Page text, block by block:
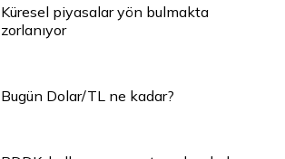
Küresel piyasalar yön bulmakta
zorlanıyor
Bugün Dolar/TL ne kadar?